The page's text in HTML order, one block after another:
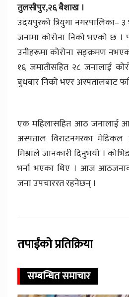
तुलसीपुर,२६ बैशाख ।
उदयपुरको त्रियुगा नगरपालिका–
जनामा कोरोना निको भएको छ ।
उनीहरूमा कोरोना सङ्क्रमण
१६ जमातीसहित २८ जनालाई
बुधबार निको भएर अस्पतालबाट
एक महिलासहित आठ जनालाई
अस्पताल विराटनगरका मेडिकल
मिश्राले जानकारी दिनुभयो ।
भर्ना भएका थिए । आज
जना उपचाररत रहनेछन् ।
तपाईंको प्रतिक्रिया
सम्बन्धित समाचार